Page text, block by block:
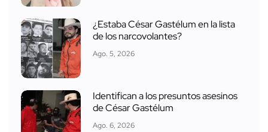
¿Estaba César Gastélum en la lista
de los narcovolantes?
Ago. 5, 2026
Identifican a los presuntos asesinos
de César Gastélum
Ago. 6, 2026